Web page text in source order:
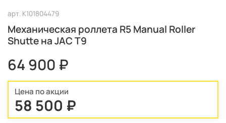
арт. K101804479
Механическая роллета R5 Manual Roller
Shutte на JAC T9
64 900 ₽
Цена по акции
58 500 ₽